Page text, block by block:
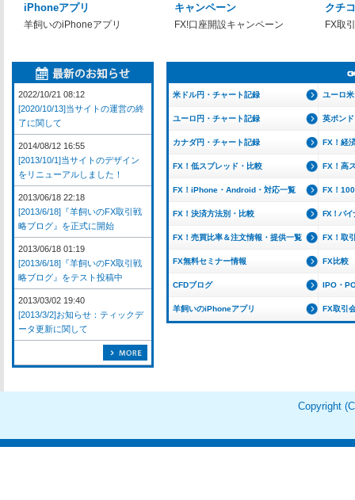
iPhoneアプリ
羊飼いのiPhoneアプリ
キャンペーン
FX!口座開設キャンペーン
クチ
FX取
米ドル円・チャート記録 ユーロ
ユーロ円・チャート記録 英ポン
カナダ円・チャート記録 FX！経
FX！低スプレッド・比較 FX！高
FX！iPhone・Android・対応一覧 FX！
FX！決済方法別・比較 FX！バイ
FX！売買比率＆注文情報・提供一覧 FX！取
FX無料セミナー情報 FX比較
CFDブログ IPO・
羊飼いのiPhoneアプリ FX取引
2022/10/21 08:12
[2020/10/13]当サイトの運営の終
了に関して
2014/08/12 16:55
[2013/10/1]当サイトのデザイン
をリニューアルしました！
2013/06/18 22:18
[2013/6/18]『羊飼いのFX取引戦
略ブログ』を正式に開始
2013/06/18 01:19
[2013/6/18]『羊飼いのFX取引戦
略ブログ』をテスト投稿中
2013/03/02 19:40
[2013/3/2]お知らせ：ティックデ
ータ更新に関して
Copyright